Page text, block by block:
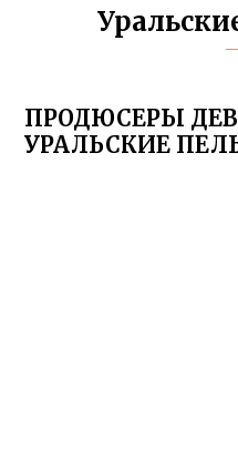
ПРОДЮСЕРЫ
УРАЛЬСКИЕ